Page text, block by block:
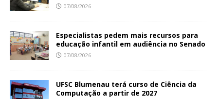
07/08/2026
Especialistas pedem mais recursos para
educação infantil em audiência no Senado
07/08/2026
UFSC Blumenau terá curso de Ciência da
Computação a partir de 2027